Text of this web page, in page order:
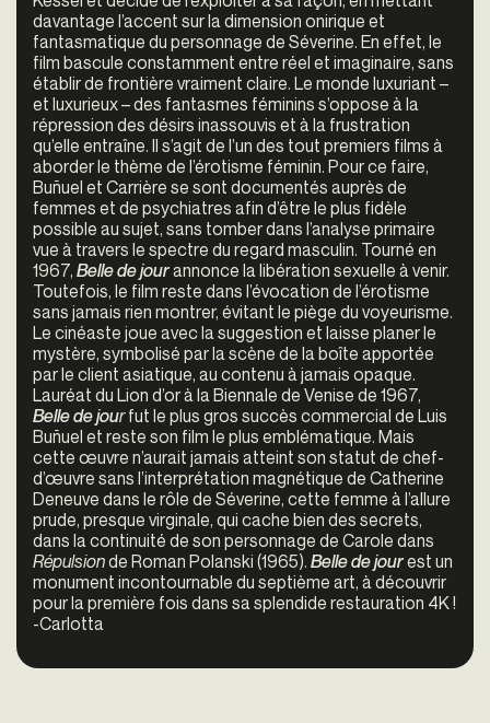
davantage l’accent sur la dimension onirique et
fantasmatique du personnage de Séverine. En effet, le
film bascule constamment entre réel et imaginaire, sans
établir de frontière vraiment claire. Le monde luxuriant –
et luxurieux – des fantasmes féminins s’oppose à la
répression des désirs inassouvis et à la frustration
qu’elle entraîne. Il s’agit de l’un des tout premiers films à
aborder le thème de l’érotisme féminin. Pour ce faire,
Buñuel et Carrière se sont documentés auprès de
femmes et de psychiatres afin d’être le plus fidèle
possible au sujet, sans tomber dans l’analyse primaire
vue à travers le spectre du regard masculin. Tourné en
1967, Belle de jourannonce la libération sexuelle à venir.
Toutefois, le film reste dans l’évocation de l’érotisme
sans jamais rien montrer, évitant le piège du voyeurisme.
Le cinéaste joue avec la suggestion et laisse planer le
mystère, symbolisé par la scène de la boîte apportée
par le client asiatique, au contenu à jamais opaque.
Lauréat du Lion d’or à la Biennale de Venise de 1967,
Belle de jourfut le plus gros succès commercial de Luis
Buñuel et reste son film le plus emblématique. Mais
cette œuvre n’aurait jamais atteint son statut de chef-
d’œuvre sans l’interprétation magnétique de Catherine
Deneuve dans le rôle de Séverine, cette femme à l’allure
prude, presque virginale, qui cache bien des secrets,
dans la continuité de son personnage de Carole dans
Répulsionde Roman Polanski (1965). Belle de jourest un
monument incontournable du septième art, à découvrir
pour la première fois dans sa splendide restauration 4K !
-Carlotta